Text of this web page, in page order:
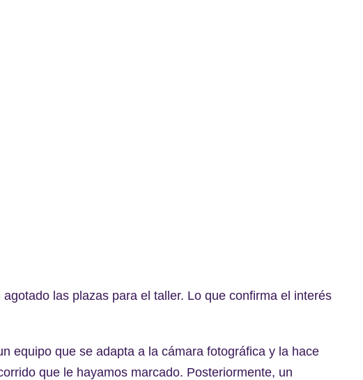
agotado las plazas para el taller. Lo que confirma el interés
equipo que se adapta a la cámara fotográfica y la hace
que le hayamos marcado. Posteriormente, un